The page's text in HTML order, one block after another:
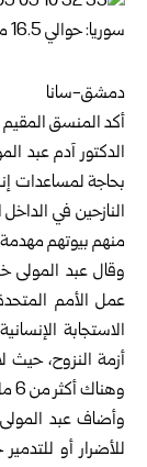
دمشق-سانا
أكد المنسق
النازحين في الداخل
منهم بيوتهم
وقال عبد المولى
عمل الأمم
الاستجابة
وهناك أكثر من 6 ملايين لاجئ في جميع أنحاء العالم”.
للأضرار أو